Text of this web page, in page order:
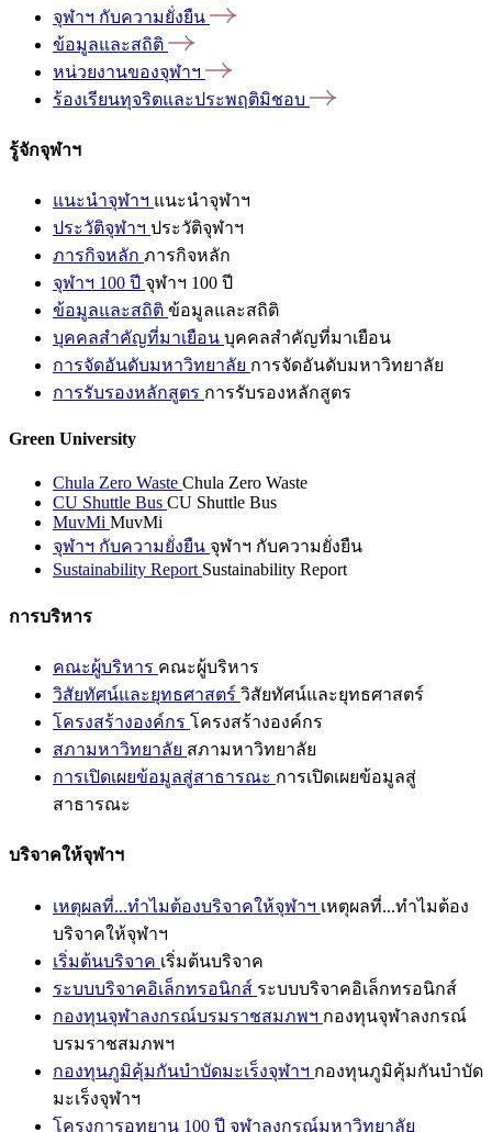
จุฬาฯ กับความยั่งยืน
ข้อมูลและสถิติ
หน่วยงานของจุฬาฯ
ร้องเรียนทุจริตและประพฤติมิชอบ
รู้จักจุฬาฯ
แนะนำจุฬาฯ แนะนำจุฬาฯ
ประวัติจุฬาฯ ประวัติจุฬาฯ
ภารกิจหลัก ภารกิจหลัก
จุฬาฯ 100 ปี จุฬาฯ 100 ปี
ข้อมูลและสถิติ ข้อมูลและสถิติ
บุคคลสำคัญที่มาเยือน บุคคลสำคัญที่มาเยือน
การจัดอันดับมหาวิทยาลัย การจัดอันดับมหาวิทยาลัย
การรับรองหลักสูตร การรับรองหลักสูตร
Green University
Chula Zero Waste Chula Zero Waste
CU Shuttle Bus CU Shuttle Bus
MuvMi MuvMi
จุฬาฯ กับความยั่งยืน จุฬาฯ กับความยั่งยืน
Sustainability Report Sustainability Report
การบริหาร
คณะผู้บริหาร คณะผู้บริหาร
วิสัยทัศน์และยุทธศาสตร์ วิสัยทัศน์และยุทธศาสตร์
โครงสร้างองค์กร โครงสร้างองค์กร
สภามหาวิทยาลัย สภามหาวิทยาลัย
การเปิดเผยข้อมูลสู่สาธารณะ การเปิดเผยข้อมูลสู่
สาธารณะ
บริจาคให้จุฬาฯ
เหตุผลที่...ทำไมต้องบริจาคให้จุฬาฯ เหตุผลที่...ทำไมต้อง
บริจาคให้จุฬาฯ
เริ่มต้นบริจาค เริ่มต้นบริจาค
ระบบบริจาคอิเล็กทรอนิกส์ ระบบบริจาคอิเล็กทรอนิกส์
กองทุนจุฬาลงกรณ์บรมราชสมภพฯ กองทุนจุฬาลงกรณ์
บรมราชสมภพฯ
กองทุนภูมิคุ้มกันบำบัดมะเร็งจุฬาฯ กองทุนภูมิคุ้มกันบำบัด
มะเร็งจุฬาฯ
โครงการอุทยาน 100 ปี จุฬาลงกรณ์มหาวิทยาลัย